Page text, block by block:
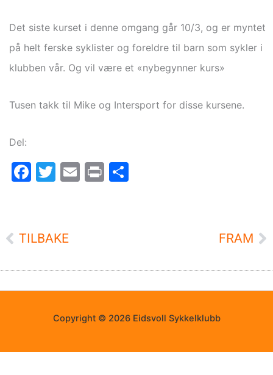
Det siste kurset i denne omgang går 10/3, og er myntet
på helt ferske syklister og foreldre til barn som sykler i
klubben vår. Og vil være et «nybegynner kurs»
Tusen takk til Mike og Intersport for disse kursene.
Del:
Facebook
Twitter
Email
Print
Prev
TILBAKE FRAM
Copyright © 2026 Eidsvoll Sykkelklubb